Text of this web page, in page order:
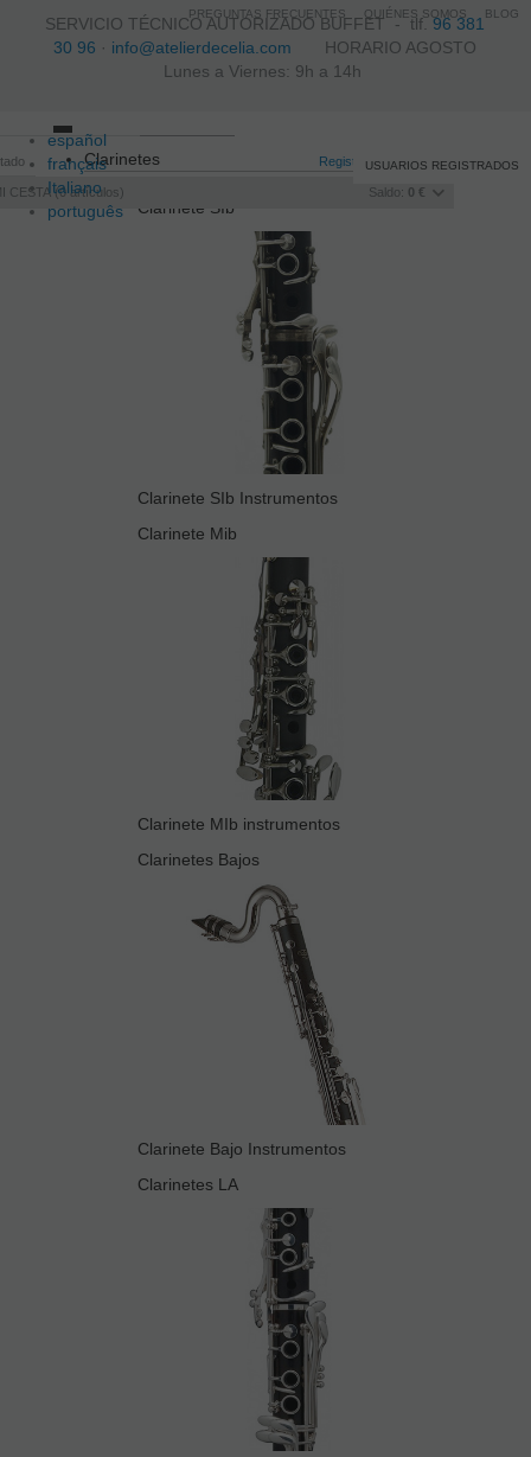
SERVICIO TÉCNICO AUTORIZADO BUFFET -tlf.96 381
30 96 · info@atelierdecelia.com HORARIO AGOSTO
Lunes a Viernes: 9h a 14h
español
français
Italiano
português
Registro /Iniciar sesión
CESTA 0artículos Saldo: 0 €
USUARIOS REGISTRADOS
Toggle
navigation
Clarinetes
Clarinete SIb
Clarinete SIb Instrumentos
Clarinete Mib
Clarinete MIb instrumentos
Clarinetes Bajos
Clarinete Bajo Instrumentos
Clarinetes LA
PREGUNTAS FRECUENTES QUIÉNES SOMOS BLOG